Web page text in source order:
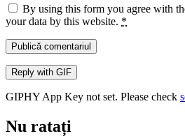
By using this form you agree with
your data by this website. *
Publică comentariul
Reply with GIF
GIPHY App Key not set. Please check
Nu ratați